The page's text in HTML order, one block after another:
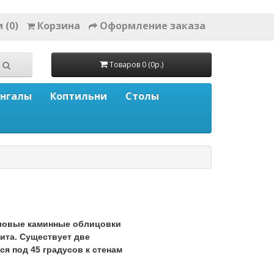
(0) Корзина Оформление заказа
Товаров 0 (0р.)
Коптильни
Столы
каминные облицовки
Существует две
под 45 градусов к стенам